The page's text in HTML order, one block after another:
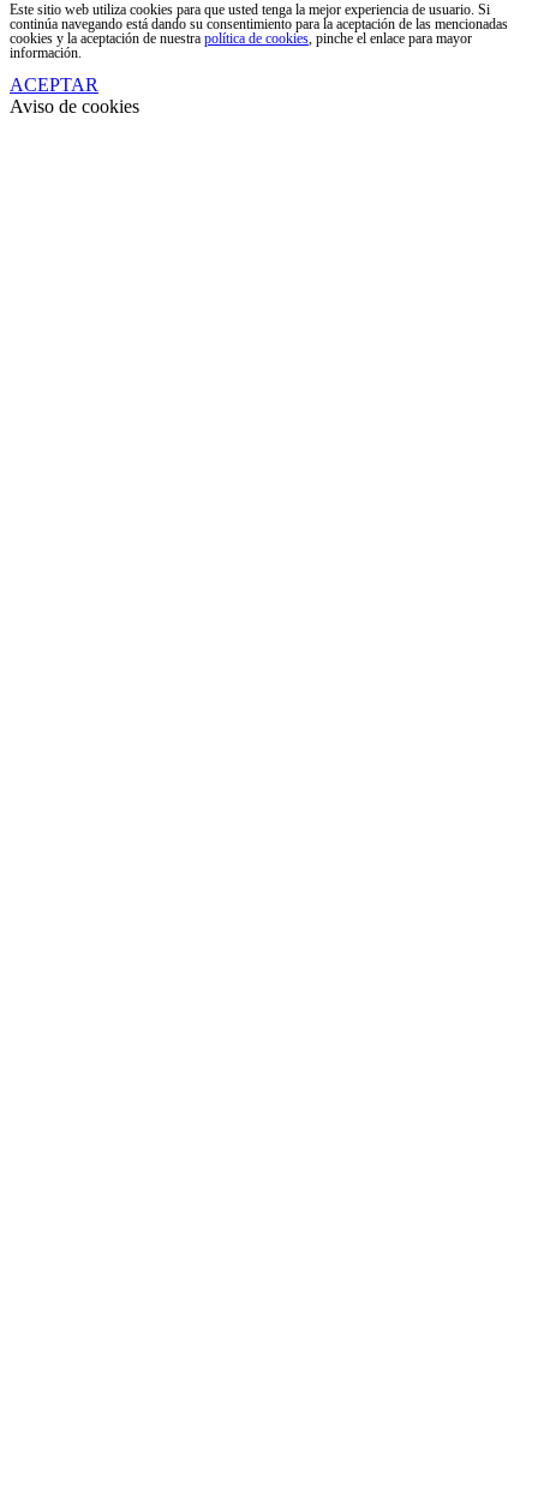
Este sitio web utiliza cookies para que usted tenga la mejor experiencia de usuario. Si
continúa navegando está dando su consentimiento para la aceptación de las mencionadas
cookies y la aceptación de nuestra política de cookies, pinche el enlace para mayor
información.
ACEPTAR
Aviso de cookies